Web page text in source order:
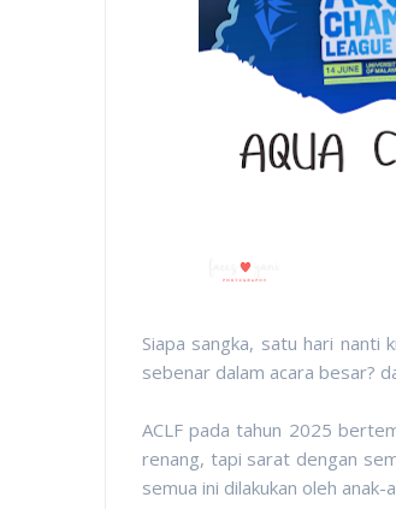
Siapa sangka, satu hari nanti
sebenar dalam acara besar?
ACLF pada tahun 2025
renang, tapi sarat dengan
semua ini dilakukan oleh anak-